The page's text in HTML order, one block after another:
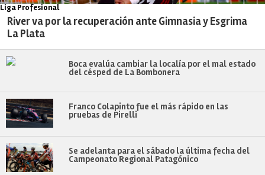
Liga Profesional
River va por la recuperación ante Gimnasia y Esgrima
La Plata
Boca evalúa cambiar la localía por el mal estado
del césped de La Bombonera
Franco Colapinto fue el más rápido en las
pruebas de Pirelli
Se adelanta para el sábado la última fecha del
Campeonato Regional Patagónico